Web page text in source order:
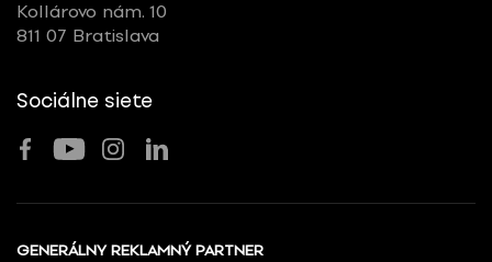
Kollárovo nám. 10
811 07 Bratislava
Sociálne siete
GENERÁLNY REKLAMNÝ PARTNER